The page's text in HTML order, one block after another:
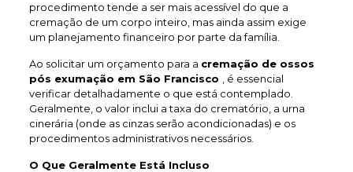
procedimento tende a ser mais acessível do que a
cremação de um corpo inteiro, mas ainda assim exige
um planejamento financeiro por parte da família.
Ao solicitar um orçamento para a cremação de ossos
pós exumação em São Francisco
, é essencial
verificar detalhadamente o que está contemplado.
Geralmente, o valor inclui a taxa do crematório, a urna
cinerária (onde as cinzas serão acondicionadas) e os
procedimentos administrativos necessários.
O Que Geralmente Está Incluso